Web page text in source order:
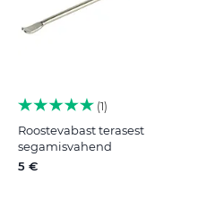
1
Roostevabast terasest
segamisvahend
5 €